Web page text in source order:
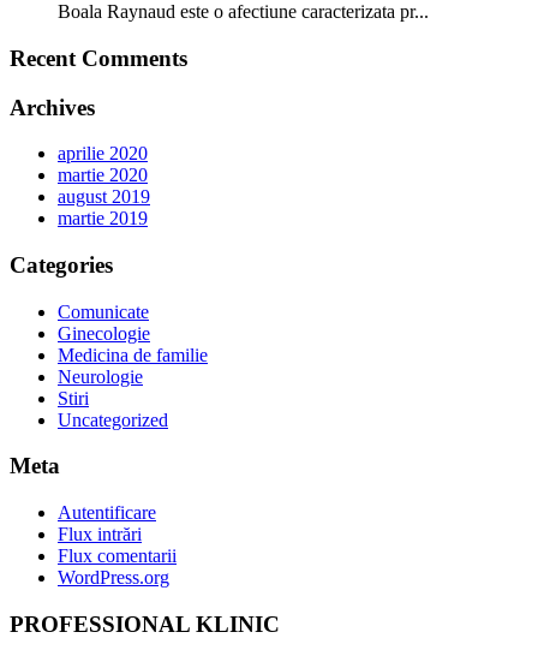
Boala Raynaud este o afectiune caracterizata pr...
Recent Comments
Archives
aprilie 2020
martie 2020
august 2019
martie 2019
Categories
Comunicate
Ginecologie
Medicina de familie
Neurologie
Stiri
Uncategorized
Meta
Autentificare
Flux intrări
Flux comentarii
WordPress.org
PROFESSIONAL KLINIC